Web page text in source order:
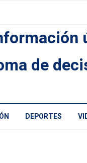
de
DEPORTES